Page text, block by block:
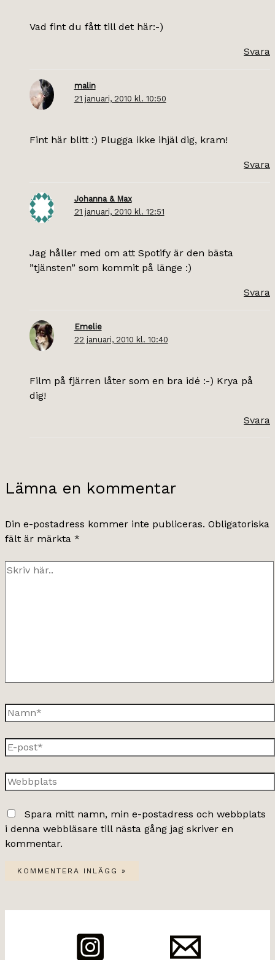
Vad fint du fått till det här:-)
Svara
malin
21 januari, 2010 kl. 10:50
Fint här blitt :) Plugga ikke ihjäl dig, kram!
Svara
Johanna & Max
21 januari, 2010 kl. 12:51
Jag håller med om att Spotify är den bästa
”tjänsten” som kommit på länge :)
Svara
Emelie
22 januari, 2010 kl. 10:40
Film på fjärren låter som en bra idé :-) Krya på
dig!
Svara
Lämna en kommentar
Din e-postadress kommer inte publiceras. Obligatoriska
fält är märkta *
Skriv
Namn*
E-
post*
Webbplats
Spara mitt namn, min e-postadress och webbplats
i denna webbläsare till nästa gång jag skriver en
kommentar.